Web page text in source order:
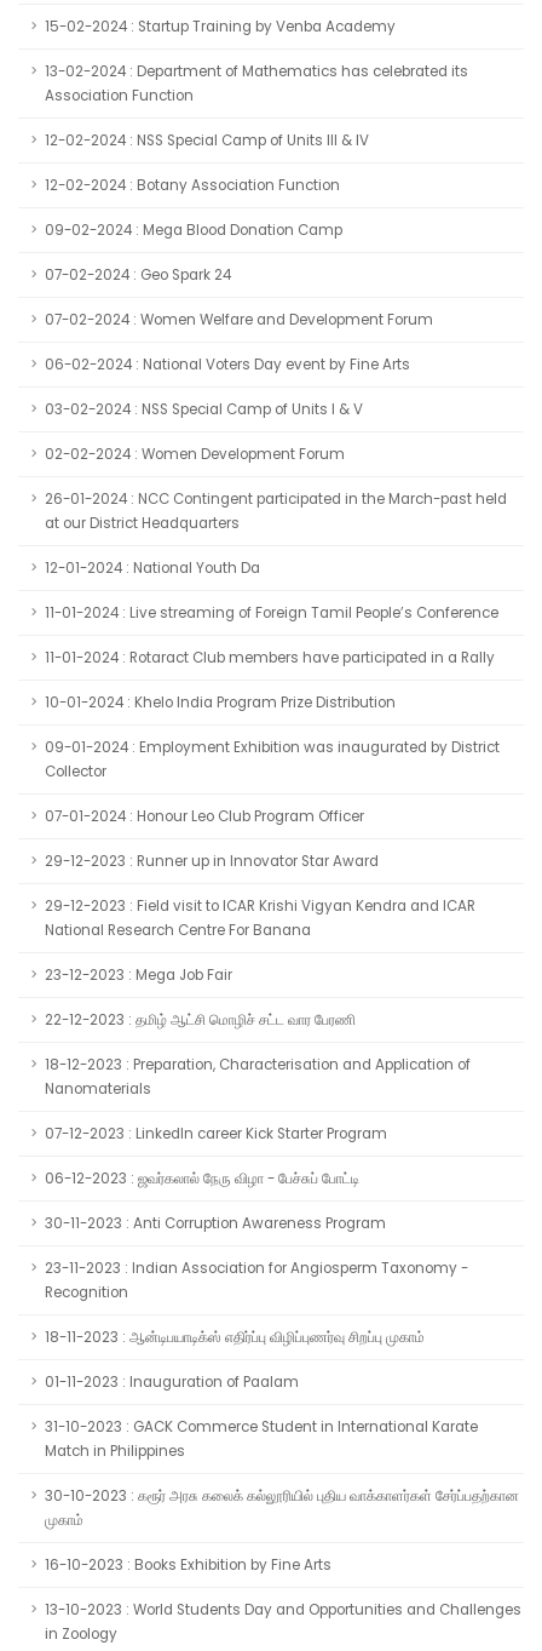
15-02-2024 : Startup Training by Venba Academy
13-02-2024 : Department of Mathematics has celebrated its
Association Function
12-02-2024 : NSS Special Camp of Units III & IV
12-02-2024 : Botany Association Function
09-02-2024 : Mega Blood Donation Camp
07-02-2024 : Geo Spark 24
07-02-2024 : Women Welfare and Development Forum
06-02-2024 : National Voters Day event by Fine Arts
03-02-2024 : NSS Special Camp of Units I & V
02-02-2024 : Women Development Forum
26-01-2024 : NCC Contingent participated in the March-past held
at our District Headquarters
12-01-2024 : National Youth Da
11-01-2024 : Live streaming of Foreign Tamil People’s Conference
11-01-2024 : Rotaract Club members have participated in a Rally
10-01-2024 : Khelo India Program Prize Distribution
09-01-2024 : Employment Exhibition was inaugurated by District
Collector
07-01-2024 : Honour Leo Club Program Officer
29-12-2023 : Runner up in Innovator Star Award
29-12-2023 : Field visit to ICAR Krishi Vigyan Kendra and ICAR
National Research Centre For Banana
23-12-2023 : Mega Job Fair
22-12-2023 : தமிழ் ஆட்சி மொழிச் சட்ட வார பேரணி
18-12-2023 : Preparation, Characterisation and Application of
Nanomaterials
07-12-2023 : LinkedIn career Kick Starter Program
06-12-2023 : ஜவர்கலால் நேரு விழா - பேச்சுப் போட்டி
30-11-2023 : Anti Corruption Awareness Program
23-11-2023 : Indian Association for Angiosperm Taxonomy -
Recognition
18-11-2023 : ஆன்டிபயாடிக்ஸ் எதிர்ப்பு விழிப்புணர்வு சிறப்பு முகாம்
01-11-2023 : Inauguration of Paalam
31-10-2023 : GACK Commerce Student in International Karate
Match in Philippines
30-10-2023 : கரூர் அரசு கலைக் கல்லூரியில் புதிய வாக்காளர்கள் சேர்ப்பதற்கான
முகாம்
16-10-2023 : Books Exhibition by Fine Arts
13-10-2023 : World Students Day and Opportunities and Challenges
in Zoology